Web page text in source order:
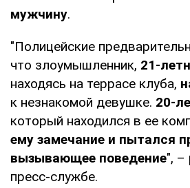
мужчину.
"Полицейские
что злоумышленник, 21-
находясь на террасе клуба,
к незнакомой девушке. 20-
который находился в ее
ему замечание и пытался
вызывающее поведение", –
пресс-службе.